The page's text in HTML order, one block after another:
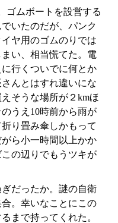
ゴムボートを設営する
いたのだが、パンク
ヤ用のゴムのりでは
い、相当慌てた。電
行くついでに何とか
んとはすれ違いにな
そうな場所が２kmほ
うえ10時前から雨が
り畳み傘しかもって
ら小一時間以上かか
の辺りでもうツキが
だったか。謎の自衛
。幸いなことにこの
まで持ってくれた。